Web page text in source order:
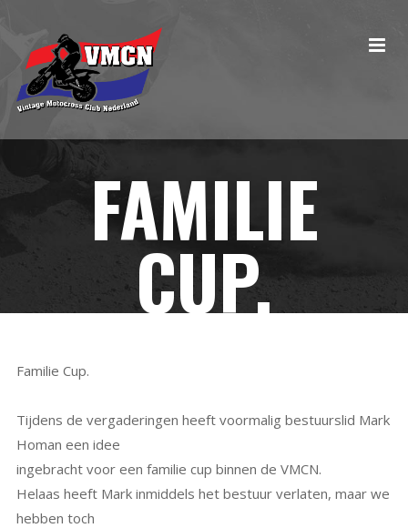
FAMILIE
CUP.
Familie Cup.
Tijdens de vergaderingen heeft voormalig bestuurslid Mark
Homan een idee
ingebracht voor een familie cup binnen de VMCN.
Helaas heeft Mark inmiddels het bestuur verlaten, maar we
hebben toch